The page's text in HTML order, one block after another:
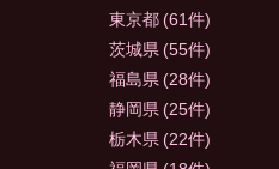
東京都 (61件)
茨城県 (55件)
福島県 (28件)
静岡県 (25件)
栃木県 (22件)